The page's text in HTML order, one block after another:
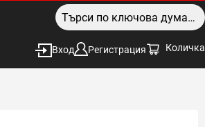
Вход Регистрация Количка